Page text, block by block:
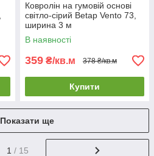
Ковролін на гумовій основі
світло-сірий Betap Vento 73,
ширина 3 м
В наявності
359 ₴/кв.м 378 ₴/кв.м
Купити
Показати ще
1 / 15